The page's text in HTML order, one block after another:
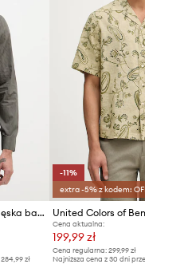
Armani Exchange koszula męska bawełniana
284,99 zł
-11%
extra -5% z kodem: OFF*
Cena aktualna:
199,99 zł
Cena regularna: 299,99 zł
Najniższa cena z 30 dni przed obniżką: